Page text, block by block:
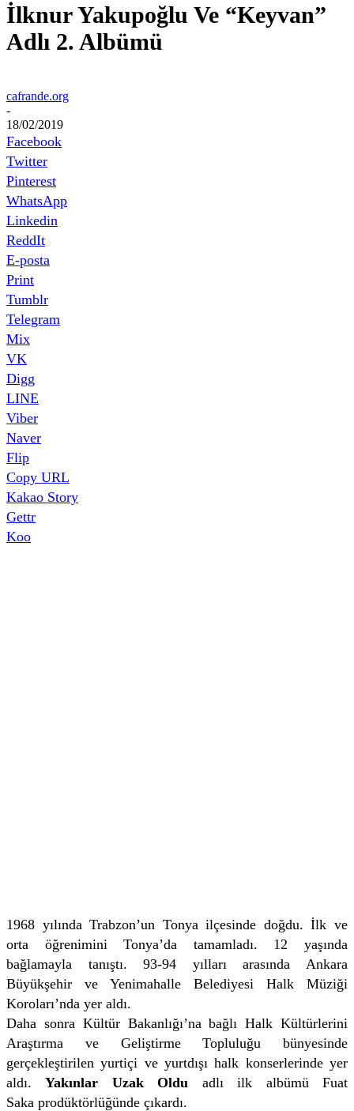
İlknur Yakupoğlu Ve “Keyvan”
Adlı 2. Albümü
cafrande.org
-
18/02/2019
Facebook
Twitter
Pinterest
WhatsApp
Linkedin
ReddIt
E-posta
Print
Tumblr
Telegram
Mix
VK
Digg
LINE
Viber
Naver
Flip
Copy URL
Kakao Story
Gettr
Koo
1968 yılında Trabzon’un Tonya ilçesinde doğdu. İlk ve
orta öğrenimini Tonya’da tamamladı. 12 yaşında
bağlamayla tanıştı. 93-94 yılları arasında Ankara
Büyükşehir ve Yenimahalle Belediyesi Halk Müziği
Koroları’nda yer aldı.
Daha sonra Kültür Bakanlığı’na bağlı Halk Kültürlerini
Araştırma ve Geliştirme Topluluğu bünyesinde
gerçekleştirilen yurtiçi ve yurtdışı halk konserlerinde yer
aldı.Yakınlar Uzak Oldu adlı ilk albümü Fuat
Saka prodüktörlüğünde çıkardı.